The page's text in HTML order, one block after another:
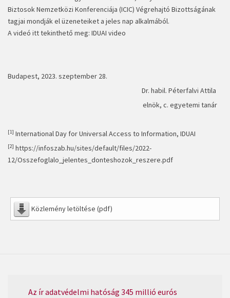
Biztosok Nemzetközi Konferenciája (ICIC) Végrehajtó Bizottságának
tagjai mondják el üzeneteiket a jeles nap alkalmából.
A videó itt tekinthető meg: IDUAI video
Budapest, 2023. szeptember 28.
Dr. habil. Péterfalvi Attila
elnök, c. egyetemi tanár
[1] International Day for Universal Access to Information, IDUAI
[2] https://infoszab.hu/sites/default/files/2022-
12/Osszefoglalo_jelentes_donteshozok_reszere.pdf
Közlemény letöltése (pdf)
Az ír adatvédelmi hatóság 345 millió eurós